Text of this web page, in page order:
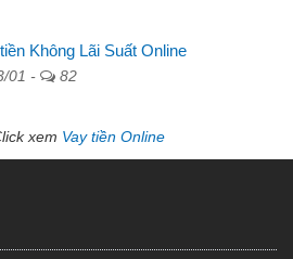
Không Lãi Suất Online
01 - 82
xem Vay tiền Online